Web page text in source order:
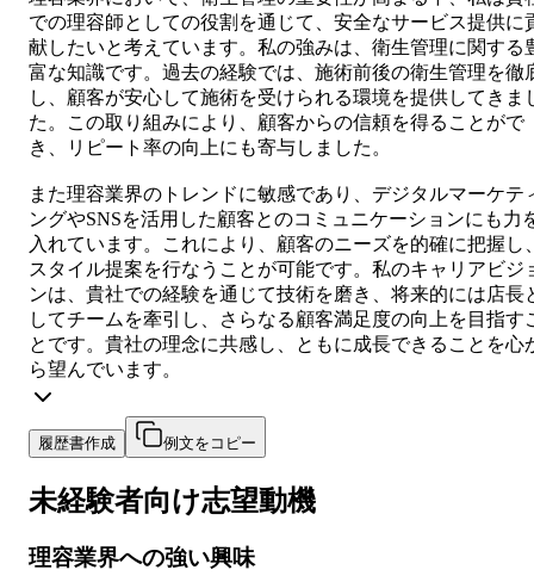
での理容師としての役割を通じて、安全なサービス提供に
献したいと考えています。私の強みは、衛生管理に関する
富な知識です。過去の経験では、施術前後の衛生管理を徹
し、顧客が安心して施術を受けられる環境を提供してきま
た。この取り組みにより、顧客からの信頼を得ることがで
き、リピート率の向上にも寄与しました。
また理容業界のトレンドに敏感であり、デジタルマーケテ
ングやSNSを活用した顧客とのコミュニケーションにも力
入れています。これにより、顧客のニーズを的確に把握し
スタイル提案を行なうことが可能です。私のキャリアビジ
ンは、貴社での経験を通じて技術を磨き、将来的には店長
してチームを牽引し、さらなる顧客満足度の向上を目指す
とです。貴社の理念に共感し、ともに成長できることを心
ら望んでいます。
履歴書作成 例文をコピー
未経験者向け志望動機
理容業界への強い興味